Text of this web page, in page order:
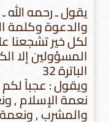
يقول ـ رحمه الله ـ
والدعوة وكلمة
لكل خير تشجعنا
المسؤولين إلا
الباترة 32
ويقول : عجباً لكم
نعمة الإسلام ,
والمشرب ,